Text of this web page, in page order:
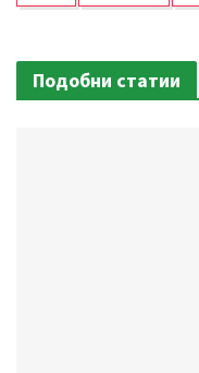
Подобни статии